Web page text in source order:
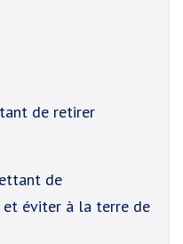
de retirer
de
et éviter à la terre de